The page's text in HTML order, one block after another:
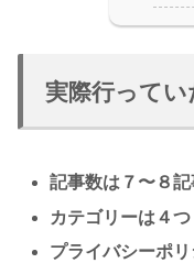
実際行って
記事数は７〜８
カテゴリーは４つ
プライバシーポ